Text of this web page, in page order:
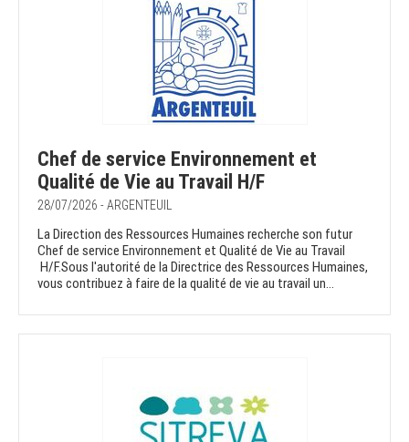
Chef de service Environnement et
Qualité de Vie au Travail H/F
28/07/2026 - ARGENTEUIL
La Direction des Ressources Humaines recherche son futur
Chef de service Environnement et Qualité de Vie au Travail
H/F.Sous l'autorité de la Directrice des Ressources Humaines,
vous contribuez à faire de la qualité de vie au travail un...